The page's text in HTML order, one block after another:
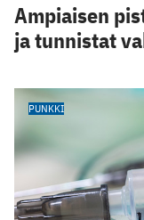
Ampiaisen
ja tunnistat
PUNKKI